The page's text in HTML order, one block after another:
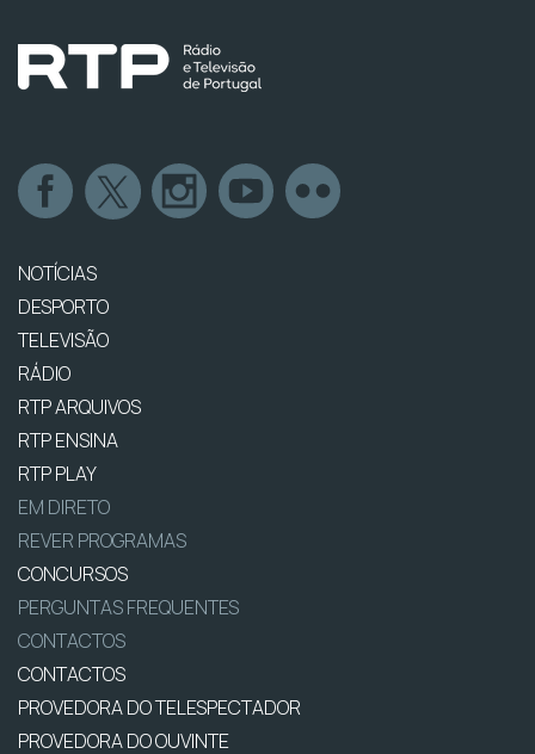
NOTÍCIAS
DESPORTO
TELEVISÃO
RÁDIO
RTP ARQUIVOS
RTP ENSINA
RTP PLAY
EM DIRETO
REVER PROGRAMAS
CONCURSOS
PERGUNTAS FREQUENTES
CONTACTOS
CONTACTOS
PROVEDORA DO TELESPECTADOR
PROVEDORA DO OUVINTE